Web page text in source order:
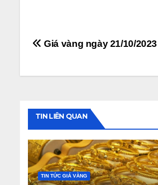
Điều
bài
Giá vàng ngày 21/10/2023
TIN LIÊN QUAN
TIN TỨC GIÁ VÀNG